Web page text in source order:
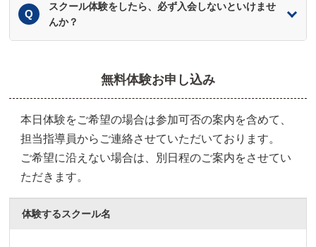
スクール体験をしたら、必ず入会しないといけませ
んか？
無料体験お申し込み
本日体験をご希望の場合は参加可否の案内を含めて、
担当指導員からご連絡させていただいております。
ご希望に沿えない場合は、別日程のご案内をさせてい
ただきます。
体験するスクール名